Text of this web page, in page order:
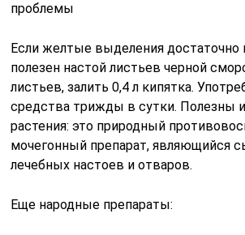
проблемы
Если желтые выделения достаточно
полезен настой листьев черной
листьев, залить 0,4 л кипятка.
средства трижды в сутки. Полезны
растения: это природный
мочегонный препарат, являющийся
лечебных настоев и отваров.
Еще народные препараты: